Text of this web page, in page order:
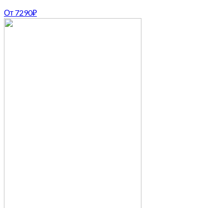
От 7290₽